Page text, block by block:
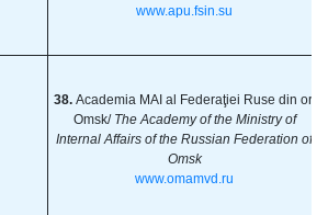
www.apu.fsin.su
38. Academia MAI al Federaţiei Ruse din or.
Omsk/ The Academy of the Ministry of
Internal Affairs of the Russian Federation of
Omsk
www.omamvd.ru